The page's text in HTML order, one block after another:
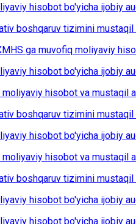
hisobot bo'yicha ijobiy
boshqaruv tizimini
gа muvоfiq mоliyaviy
hisobot bo'yicha ijobiy
mоliyaviy hisоbоt vа mustаqil
boshqaruv tizimini
hisobot bo'yicha ijobiy
mоliyaviy hisоbоt vа mustаqil
boshqaruv tizimini
hisobot bo'yicha ijobiy
hisobot bo'yicha ijobiy